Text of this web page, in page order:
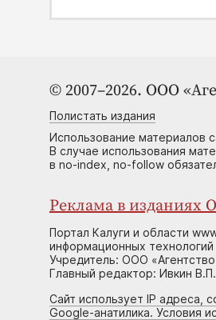
© 2007–2026. ООО
Полистать издания
Использование материалов
В случае использования
в no-index, no-follow
Реклама в изданиях
Портал Калуги и области
информационных
Учредитель: ООО
Главный редактор: Ивкин В.П.
Сайт использует IP адреса,
Google-анатилика. Условия